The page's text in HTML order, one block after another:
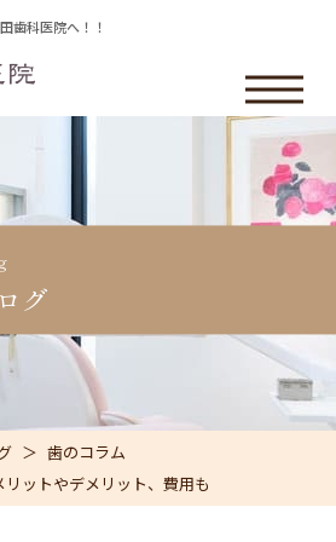
歯科医院へ！！
グ
歯のコラム
ットやデメリット、費用も